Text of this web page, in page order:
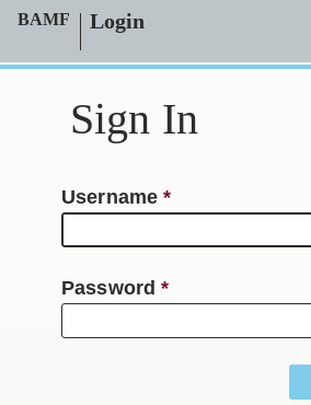
BAMF Login
Sign In
Username
Password